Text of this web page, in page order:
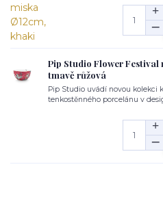
Pip Studio Flower Festival
tmavě růžová
Pip Studio uvádí novou kolekci
tenkostěnného porcelánu v